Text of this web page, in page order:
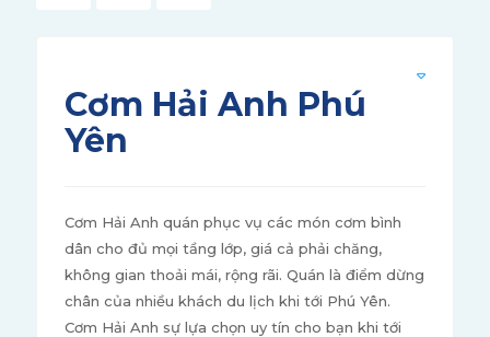
Cơm Hải Anh Phú
Yên
Cơm Hải Anh quán phục vụ các món cơm bình
dân cho đủ mọi tầng lớp, giá cả phải chăng,
không gian thoải mái, rộng rãi. Quán là điểm dừng
chân của nhiều khách du lịch khi tới Phú Yên.
Cơm Hải Anh sự lựa chọn uy tín cho bạn khi tới